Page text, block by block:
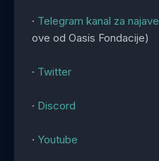
· Telegram kanal za najave
ove od Oasis Fondacije)
· Twitter
· Discord
· Youtube